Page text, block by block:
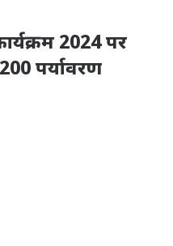
2024 पर
पर्यावरण